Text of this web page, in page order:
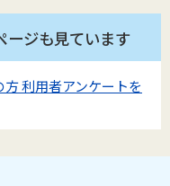
ージも見ています
方 利用者アンケートを